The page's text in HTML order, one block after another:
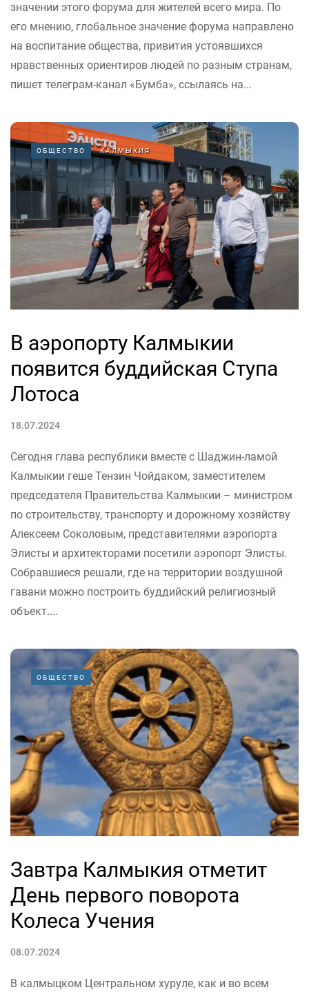
значении этого форума для жителей всего мира. По
его мнению, глобальное значение форума направлено
на воспитание общества, привития устоявшихся
нравственных ориентиров людей по разным странам,
пишет телеграм-канал «Бумба», ссылаясь на...
ОБЩЕСТВО КАЛМЫКИЯ
В аэропорту Калмыкии
появится буддийская Ступа
Лотоса
18.07.2024
Сегодня глава республики вместе с Шаджин-ламой
Калмыкии геше Тензин Чойдаком, заместителем
председателя Правительства Калмыкии – министром
по строительству, транспорту и дорожному хозяйству
Алексеем Соколовым, представителями аэропорта
Элисты и архитекторами посетили аэропорт Элисты.
Собравшиеся решали, где на территории воздушной
гавани можно построить буддийский религиозный
объект....
ОБЩЕСТВО
Завтра Калмыкия отметит
День первого поворота
Колеса Учения
08.07.2024
В калмыцком Центральном хуруле, как и во всем